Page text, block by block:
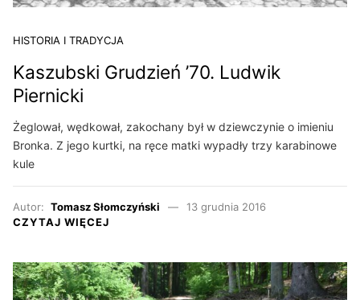
HISTORIA I TRADYCJA
Kaszubski Grudzień ’70. Ludwik
Piernicki
Żeglował, wędkował, zakochany był w dziewczynie o imieniu
Bronka. Z jego kurtki, na ręce matki wypadły trzy karabinowe
kule
Autor: Tomasz Słomczyński
13 grudnia 2016
CZYTAJ WIĘCEJ